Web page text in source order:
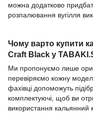
можна додатково
розпалювання вугілля
Чому варто купити
Craft Black у
Ми пропонуємо лише
перевіряємо кожну
фахівці допоможуть
комплектуючі, щоб ви
використання кальянний